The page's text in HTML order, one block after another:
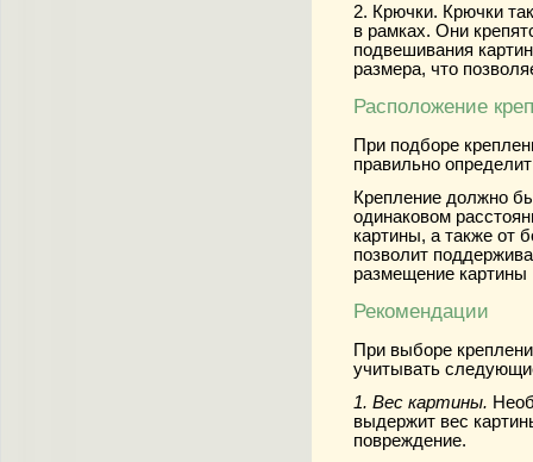
2. Крючки. Крючки
в рамках. Они
подвешивания
размера, что
Расположение
При подборе
правильно
Крепление должно
одинаковом
картины, а также от
позволит
размещение картины
Рекомендации
При выборе
учитывать
1. Вес картины.
выдержит вес
повреждение.